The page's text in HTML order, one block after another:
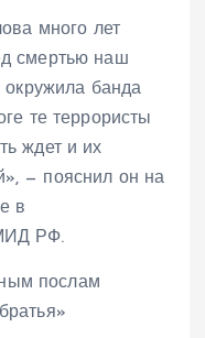
много лет
смертью наш
окружила банда
те террористы
ждет и их
— пояснил он на
в
РФ.